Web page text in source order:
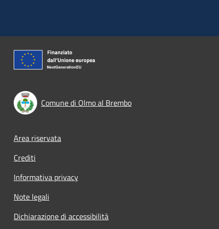
Comune di Olmo al Brembo
Footer menu
Area riservata
Crediti
Informativa privacy
Note legali
Dichiarazione di accessibilità